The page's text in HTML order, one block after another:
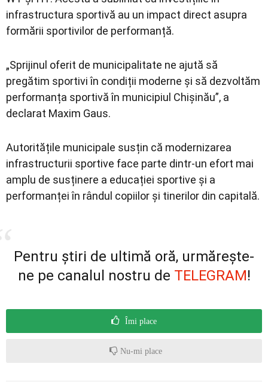
infrastructura sportivă au un impact direct asupra
formării sportivilor de performanță.
„Sprijinul oferit de municipalitate ne ajută să
pregătim sportivi în condiții moderne și să dezvoltăm
performanța sportivă în municipiul Chișinău”, a
declarat Maxim Gaus.
Autoritățile municipale susțin că modernizarea
infrastructurii sportive face parte dintr-un efort mai
amplu de susținere a educației sportive și a
performanței în rândul copiilor și tinerilor din capitală.
Pentru știri de ultimă oră, urmărește-
ne pe canalul nostru de TELEGRAM!
Îmi place
Nu-mi place